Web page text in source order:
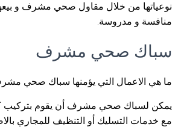
نوعياتها من خلال مقاول صحي مشرف و
منافسة و مدروسة.
سباك صحي مشرف
ما هي الاعمال التي يؤمنها سباك صحي
يمكن لسباك صحي مشرف أن يقوم بتركيب
مع خدمات التسليك أو التنظيف للمجاري